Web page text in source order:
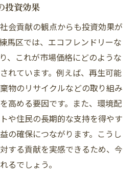
投資効果
会貢献の観点からも投資効果が
馬区では、エコフレンドリーな
、これが市場価格にどのような
れています。例えば、再生可能
物のリサイクルなどの取り組み
高める要因です。また、環境配
や住民の長期的な支持を得やす
の確保につながります。こうし
する貢献を実感できるため、今
るでしょう。